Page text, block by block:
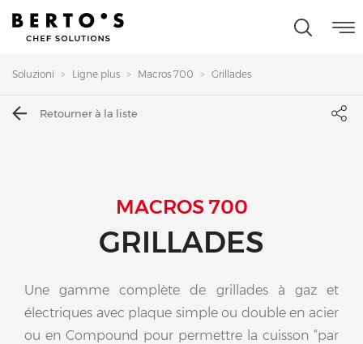
Soluzioni Ligne plus Macros 700 Grillades
Retourner à la liste
MACROS 700
GRILLADES
Une gamme complète de grillades à gaz et
électriques avec plaque simple ou double en acier
ou en Compound pour permettre la cuisson “par